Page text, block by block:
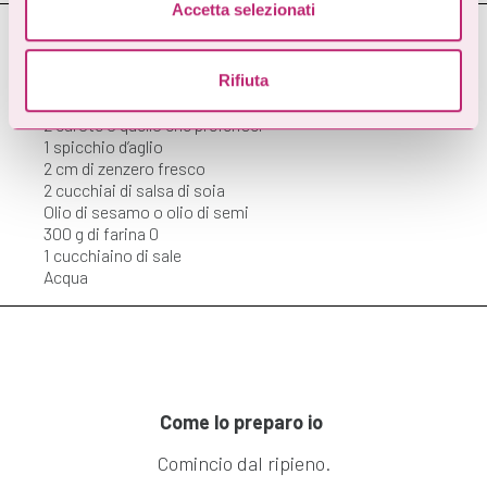
dalla Dichiarazione sui cookie.
Utilizziamo i cookie per personalizzare contenuti ed
annunci, per fornire funzionalità dei social media e per
analizzare il nostro traffico. Condividiamo inoltre
informazioni sul modo in cui utilizza il nostro sito con i
nostri partner che si occupano di analisi dei dati web,
pubblicità e social media, i quali potrebbero combinarle
con altre informazioni che ha fornito loro o che hanno
raccolto dal suo utilizzo dei loro servizi.
Accetta selezionati
Rifiuta
Cosa ti serve
2 carote o quello che preferisci
1 spicchio d’aglio
2 cm di zenzero fresco
2 cucchiai di salsa di soia
Olio di sesamo o olio di semi
300 g di farina 0
1 cucchiaino di sale
Acqua
Come lo preparo io
Comincio dal ripieno.